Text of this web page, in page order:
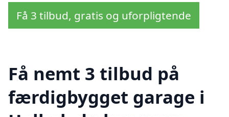
Få 3 tilbud, gratis og uforpligtende
Få nemt 3 tilbud på
færdigbygget garage i